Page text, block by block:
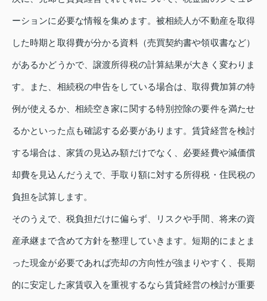
ーションに必要な情報を集めます。被相続人が不動産を取得
した時期と取得費が分かる資料（売買契約書や領収書など）
があるかどうかで、譲渡所得税の計算結果が大きく変わりま
す。また、相続税の申告をしている場合は、取得費加算の特
例が使えるか、相続空き家に関する特別控除の要件を満たせ
るかといった点も確認する必要があります。賃貸経営を検討
する場合は、家賃の見込み額だけでなく、必要経費や減価償
却費を見込んだうえで、手取り額に対する所得税・住民税の
負担を試算します。
そのうえで、税負担だけに偏らず、リスクや手間、将来の資
産承継まで含めて方針を整理していきます。短期的にまとま
った現金が必要であれば売却の方向性が強まりやすく、長期
的に安定した家賃収入を重視するなら賃貸経営の検討が重要